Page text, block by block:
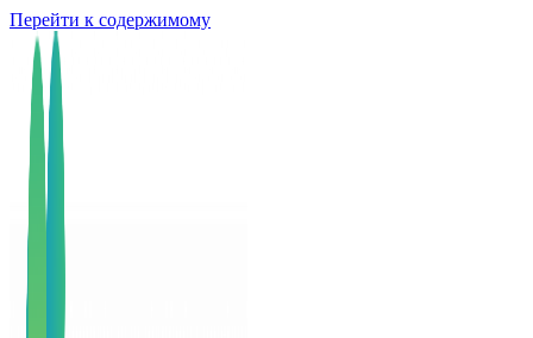
Перейти к содержимому